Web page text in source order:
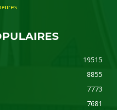
19515
8855
7773
7681